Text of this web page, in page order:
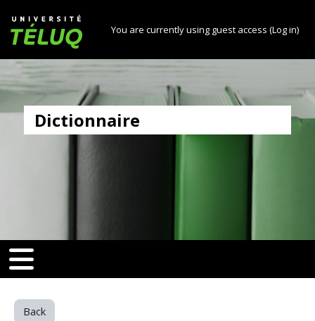
Université TÉLUQ
You are currently using guest access (Log in)
Dictionnaire
[[nav-toggle]]
toggle]]
Back